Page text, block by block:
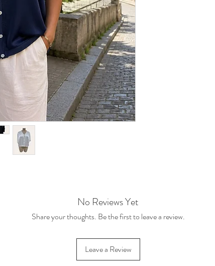
No Reviews Yet
Share your thoughts. Be the first to leave a review.
Leave a Review